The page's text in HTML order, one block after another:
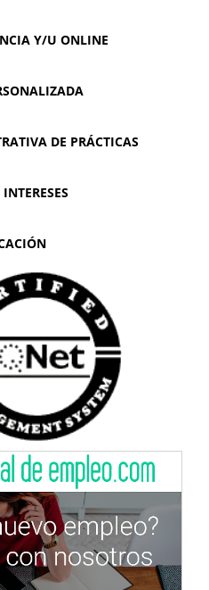
Y/U ONLINE
DE PRÁCTICAS